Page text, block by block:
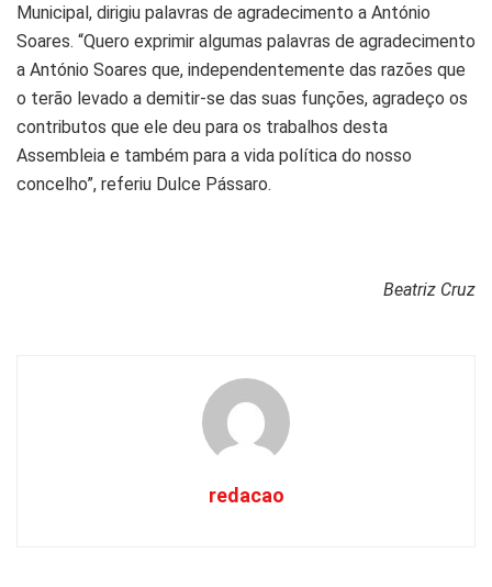
Municipal, dirigiu palavras de agradecimento a António
Soares. “Quero exprimir algumas palavras de agradecimento
a António Soares que, independentemente das razões que
o terão levado a demitir-se das suas funções, agradeço os
contributos que ele deu para os trabalhos desta
Assembleia e também para a vida política do nosso
concelho”, referiu Dulce Pássaro.
Beatriz Cruz
redacao